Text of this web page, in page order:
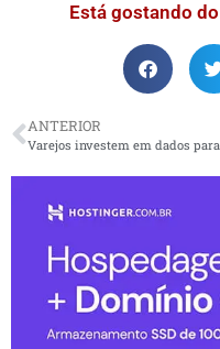
Está gostando
ANTERIOR